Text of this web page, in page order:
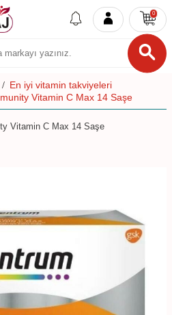
0
En iyi vitamin takviyeleri
Vitamin C Max 14 Saşe
Vitamin C Max 14 Saşe